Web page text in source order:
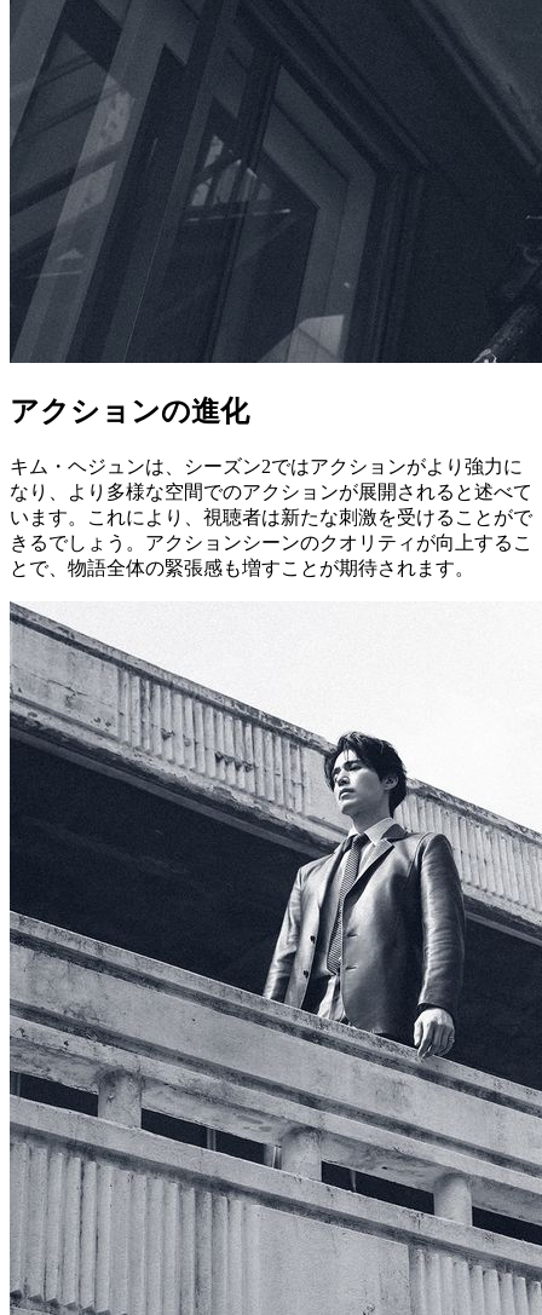
アクションの進化
キム・ヘジュンは、シーズン2ではアクションがより強力に
なり、より多様な空間でのアクションが展開されると述べて
います。これにより、視聴者は新たな刺激を受けることがで
きるでしょう。アクションシーンのクオリティが向上するこ
とで、物語全体の緊張感も増すことが期待されます。